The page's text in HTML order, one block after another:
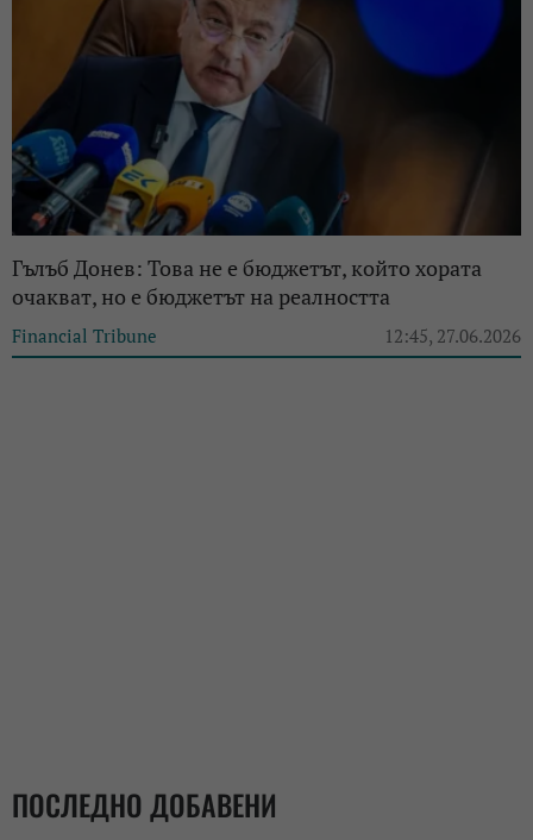
Гълъб Донев: Това не е бюджетът, който хората
очакват, но е бюджетът на реалността
Financial Tribune 12:45, 27.06.2026
ПОСЛЕДНО ДОБАВЕНИ